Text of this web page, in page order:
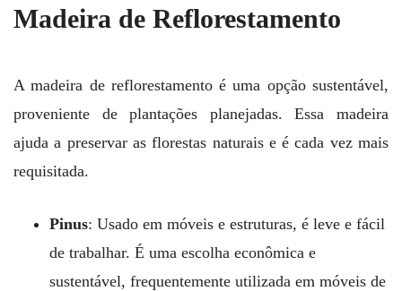
Madeira de Reflorestamento
A madeira de reflorestamento é uma opção sustentável,
proveniente de plantações planejadas. Essa madeira
ajuda a preservar as florestas naturais e é cada vez mais
requisitada.
Pinus: Usado em móveis e estruturas, é leve e fácil
de trabalhar. É uma escolha econômica e
sustentável, frequentemente utilizada em móveis de